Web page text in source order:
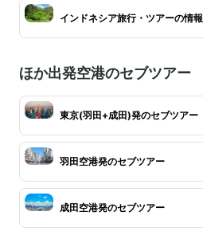
インドネシア旅行・ツアーの情報
ほか出発空港のセブツアー
東京(羽田+成田)発のセブツアー
羽田空港発のセブツアー
成田空港発のセブツアー